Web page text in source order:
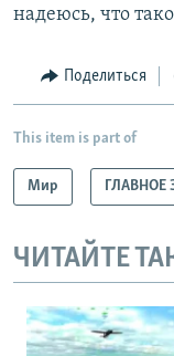
надеюсь, что
Поделиться
This item is part of
Мир ГЛАВНОЕ
ЧИТАЙТЕ